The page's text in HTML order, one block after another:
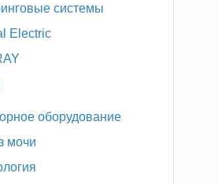
системы
Electric
оборудование
мочи